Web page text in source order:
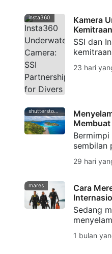
selam
insta360
Kamera
SSI dan
teknologi
23 hari
shutterstock-bell-davey-photography
sembilan
mulai
Taveuni
Beqa.
29 hari
mares
Cara
Sedang
barang,
1 bulan